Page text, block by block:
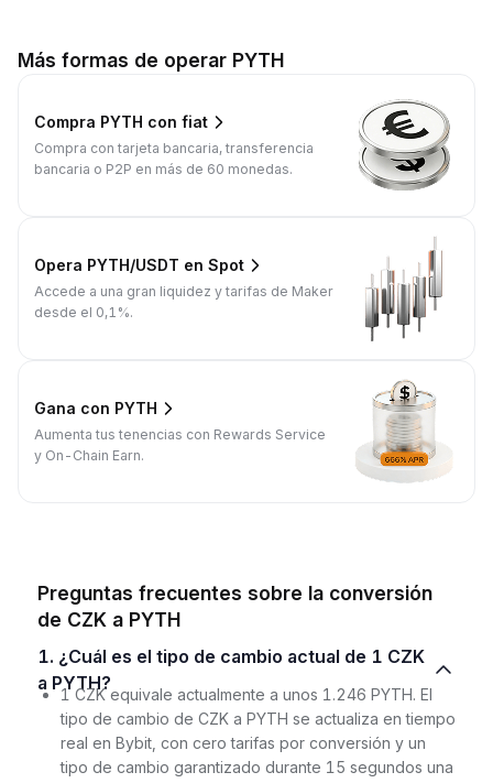
Más formas de operar PYTH
Compra PYTH con fiat
Compra con tarjeta bancaria, transferencia
bancaria o P2P en más de 60 monedas.
Opera PYTH/USDT en Spot
Accede a una gran liquidez y tarifas de Maker
desde el 0,1%.
Gana con PYTH
Aumenta tus tenencias con Rewards Service
y On-Chain Earn.
Preguntas frecuentes sobre la conversión
de CZK a PYTH
1. ¿Cuál es el tipo de cambio actual de 1 CZK
a PYTH?
1 CZK equivale actualmente a unos 1.246 PYTH. El
tipo de cambio de CZK a PYTH se actualiza en tiempo
real en Bybit, con cero tarifas por conversión y un
tipo de cambio garantizado durante 15 segundos una